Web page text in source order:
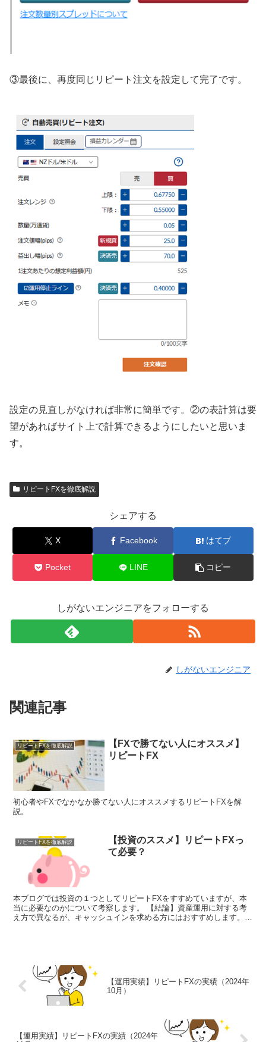
③最後に、再度同じリピート注文を設定して完了です。
設定の見直しがなければ非常に簡単です。②の表計算は要
望があればサイト上で計算できるようにしたいと思いま
す。
リピートFXを徹底解説
シェアする
X Facebook はてブ
Pocket LINE コピー
しがないエンジニアをフォローする
しがないエンジニア
関連記事
リピートFXを徹底解説
【FXで勝てない人にオススメ】
リピートFX
初心者やFXでなかなか勝てない人にオススメするリピートFXを解
説。
リピートFXを徹底解説
【投資のススメ】リピートFXっ
て必要？
本ブログでは投資の１つとしてリピートFXをすすめていますが、本
当に必要なのかについて考察します。 【結論】資産運用に対する考
え方で異なるが、キャッシュインを求める方にはおすすめします。
【運用実績】リピートFXの実績（2024年
10月）
【運用実績】リピートFXの実績（2024年